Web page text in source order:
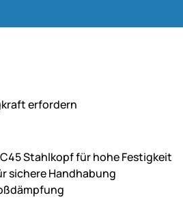
erfordern
Stahlkopf für hohe Festigkeit
sichere Handhabung